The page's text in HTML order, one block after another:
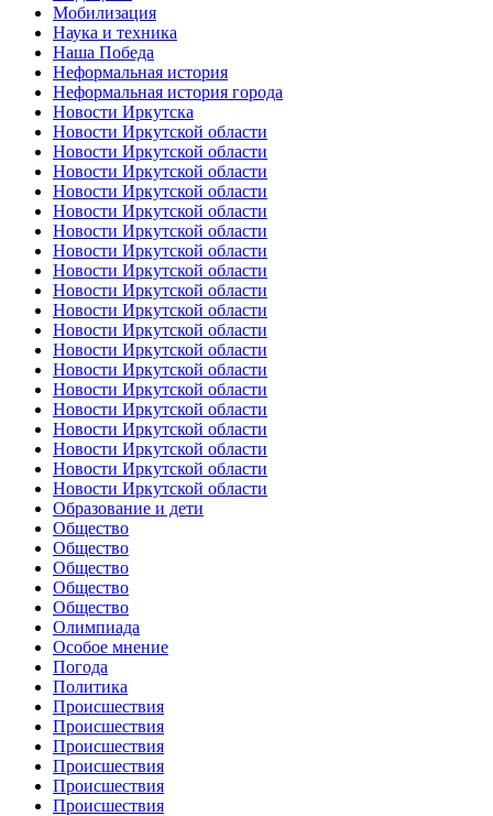
Мобилизация
Наука и техника
Наша Победа
Неформальная история
Неформальная история города
Новости Иркутска
Новости Иркутской области
Новости Иркутской области
Новости Иркутской области
Новости Иркутской области
Новости Иркутской области
Новости Иркутской области
Новости Иркутской области
Новости Иркутской области
Новости Иркутской области
Новости Иркутской области
Новости Иркутской области
Новости Иркутской области
Новости Иркутской области
Новости Иркутской области
Новости Иркутской области
Новости Иркутской области
Новости Иркутской области
Новости Иркутской области
Новости Иркутской области
Образование и дети
Общество
Общество
Общество
Общество
Общество
Олимпиада
Особое мнение
Погода
Политика
Происшествия
Происшествия
Происшествия
Происшествия
Происшествия
Происшествия